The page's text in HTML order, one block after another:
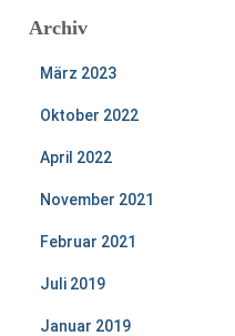
Archiv
März 2023
Oktober 2022
April 2022
November 2021
Februar 2021
Juli 2019
Januar 2019